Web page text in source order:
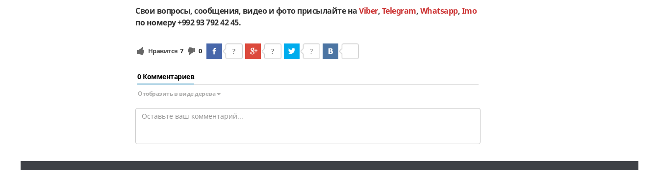
Свои вопросы, сообщения, видео и фото присылайте наViber,Telegram,Whatsapp,Imo
по номеру +992 93 792 42 45.
Нравится 7 0 ? ? ?
0 Комментариев
Отобразить в виде дерева